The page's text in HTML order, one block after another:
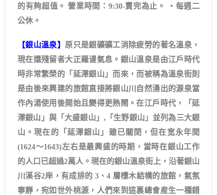
的有夠超值。 營業時間：9:30-賣完為止。 ・每週二
公休。
【銀山溫泉】 原只是銀礦礦工消除疲勞的著名溫泉，
現在還殘留者大正羅谩氣息。銀山溫泉是由江戶時代
時非常繁榮的「延澤銀山」而來，而被稱為溫泉街則
是由後來興建的旅館直接將銀山川自然湧出的源泉當
作內湯使用後開始且變得更熱鬧。在江戶時代，「延
澤銀山」與「大盛銀山」,「生野銀山」並列為三大銀
山。現在的「延澤銀山」雖已關閉，但在宽永年間
(1624～1643)左右是最興盛的時期，當時在銀山工作
的人口已超過2萬人。現在的銀山溫泉街上，沿著銀山
川溪谷2岸，有成排的 3、4 層樓木結構的旅館，氣氛
寧靜，宛如世外桃源，人們來到這裏總會産生一種錯